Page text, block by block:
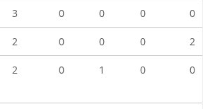
3 0 0 0 0
2 0 0 0 2
2 0 1 0 0